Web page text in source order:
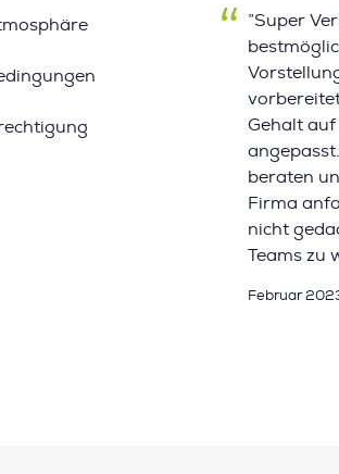
”Super
Gehalt
beraten
Firma
nicht
Teams zu
Februar